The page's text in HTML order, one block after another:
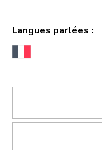
Langues parlées :